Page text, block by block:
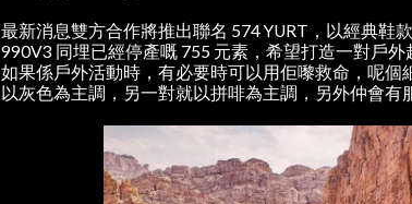
最新消息雙方合作將推出聯名 574 YURT，以經典鞋
990V3 同埋已經停產嘅 755 元素，希望打造一對戶
如果係戶外活動時，有必要時可以用佢嚟救命，呢個
以灰色為主調，另一對就以拼啡為主調，另外仲會有